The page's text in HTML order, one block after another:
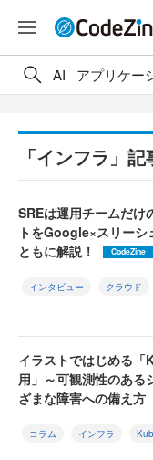
AI アプリケー
「インフラ」
SREは運用チームだけ
トをGoogle×スリーシ
ともに解説！
CodeZine
インタビュー クラウド
イラストではじめる
用」～可観測性のある
ざまな障害への備え方
コラム インフラ